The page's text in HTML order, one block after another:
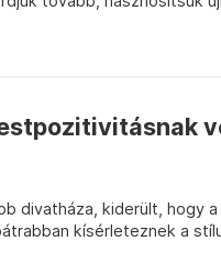
divatháza, kiderült, hogy
kísérleteznek a